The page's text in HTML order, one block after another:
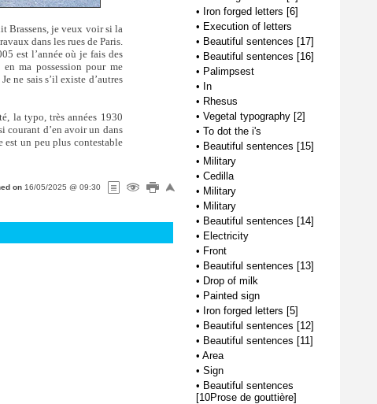
Brassens, je veux voir si la
dans les rues de Paris.
est l’année où je fais des
ma possession pour me
Je ne sais s’il existe d’autres
la typo, très années 1930
courant d’en avoir un dans
un peu plus contestable
on 16/05/2025 @ 09:30
• Iron forged letters [6]
• Execution of letters
• Beautiful sentences [17]
• Beautiful sentences [16]
• Palimpsest
• In
• Rhesus
• Vegetal typography [2]
• To dot the i's
• Beautiful sentences [15]
• Military
• Cedilla
• Military
• Military
• Beautiful sentences [14]
• Electricity
• Front
• Beautiful sentences [13]
• Drop of milk
• Painted sign
• Iron forged letters [5]
• Beautiful sentences [12]
• Beautiful sentences [11]
• Area
• Sign
• Beautiful sentences
[10Prose de gouttière]